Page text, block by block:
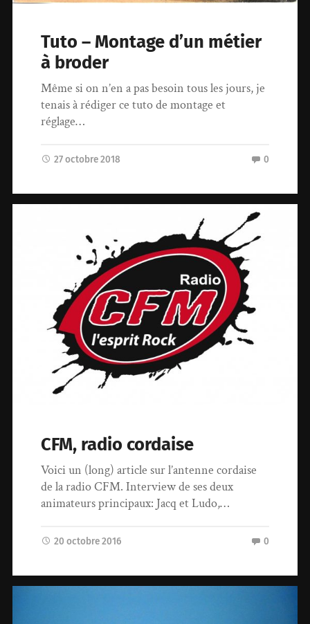
Tuto – Montage d’un métier
à broder
Même si on n’en a pas besoin tous les jours, je
tenais à rédiger ce tuto de montage et
réglage…
27 octobre 2018 0
CFM, radio cordaise
Voici un (long) article sur l’antenne cordaise
de la radio CFM. Interview de ses deux
animateurs principaux: Jacq et Ludo,…
20 octobre 2016 0